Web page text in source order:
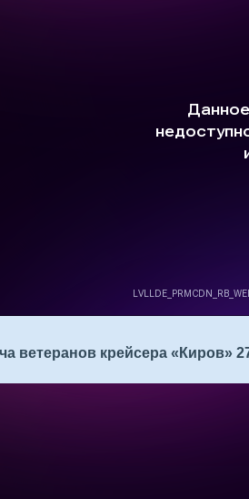
ветеранов крейсера «Киров»